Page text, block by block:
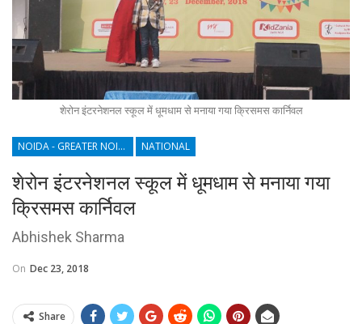
शेरोन इंटरनेशनल स्कूल में धूमधाम से मनाया गया क्रिसमस कार्निवल
NOIDA - GREATER NOIDA - YAMUNA EXPRESSWAY NATIONAL
शेरोन इंटरनेशनल स्कूल में धूमधाम से मनाया गया
क्रिसमस कार्निवल
Abhishek Sharma
On Dec 23, 2018
Share